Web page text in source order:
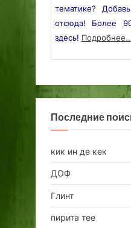
тематике?
отсюда! Более
здесь!
Последние
кик ин де кек
ДОФ
Глинт
пирита тее